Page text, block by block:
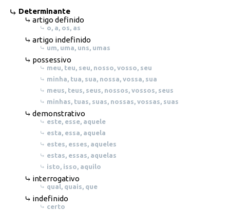
Determinante
artigo definido
o, a, os, as
artigo indefinido
um, uma, uns, umas
possessivo
meu, teu, seu, nosso, vosso, seu
minha, tua, sua, nossa, vossa, sua
meus, teus, seus, nossos, vossos, seus
minhas, tuas, suas, nossas, vossas, suas
demonstrativo
este, esse, aquele
esta, essa, aquela
estes, esses, aqueles
estas, essas, aquelas
isto, isso, aquilo
interrogativo
qual, quais, que
indefinido
certo